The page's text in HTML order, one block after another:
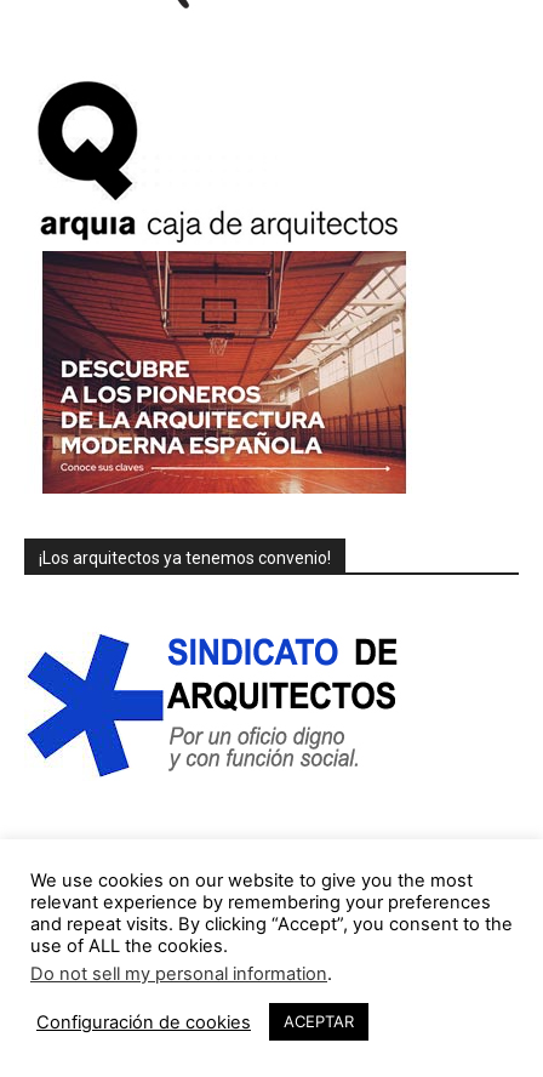
¡Los arquitectos ya tenemos convenio!
Jorge Gorostiza
121 Publicaciones
http://cinearquitecturaciudad.blogspot.com.es/
Miquel Lacasta Codorniu
We use cookies on our website to give you the most
relevant experience by remembering your preferences
and repeat visits. By clicking “Accept”, you consent to the
use of ALL the cookies.
Do not sell my personal information.
Configuración de cookies ACEPTAR